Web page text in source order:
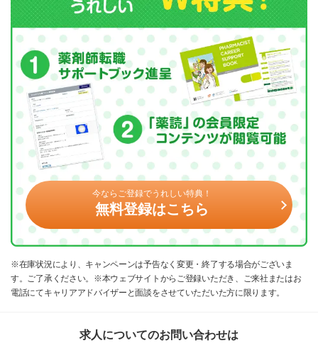
今ならご登録でうれしい特典！
無料登録はこちら
※在庫状況により、キャンペーンは予告なく変更・終了する場合がございま
す。ご了承ください。※本ウェブサイトからご登録いただき、ご来社またはお
電話にてキャリアアドバイザーと面談をさせていただいた方に限ります。
求人についてのお問い合わせは